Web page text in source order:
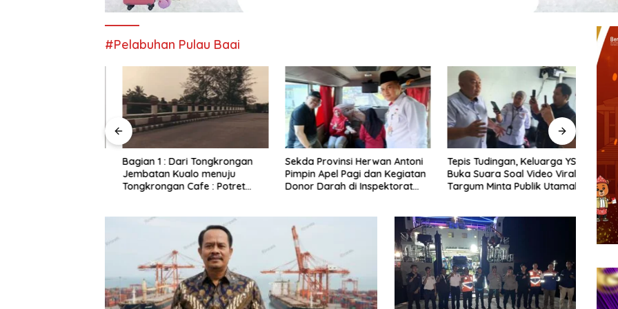
#Pelabuhan Pulau Baai
Bagian 1 : Dari Tongkrongan
Jembatan Kualo menuju
Tongkrongan Cafe : Potret
Melenial Dahulu Yang Sudah
Sepi Pengunjung
Sekda Provinsi Herwan Antoni
Pimpin Apel Pagi dan Kegiatan
Donor Darah di Inspektorat
Tepis Tudingan, Keluarga YS
Buka Suara Soal Video Viral,
Targum Minta Publik Utamakan